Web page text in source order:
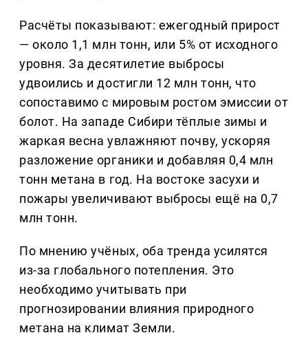
Расчёты показывают: ежегодный прирост
— около 1,1 млн тонн, или 5% от исходного
уровня. За десятилетие выбросы
удвоились и достигли 12 млн тонн, что
сопоставимо с мировым ростом эмиссии от
болот. На западе Сибири тёплые зимы и
жаркая весна увлажняют почву, ускоряя
разложение органики и добавляя 0,4 млн
тонн метана в год. На востоке засухи и
пожары увеличивают выбросы ещё на 0,7
млн тонн.
По мнению учёных, оба тренда усилятся
из-за глобального потепления. Это
необходимо учитывать при
прогнозировании влияния природного
метана на климат Земли.